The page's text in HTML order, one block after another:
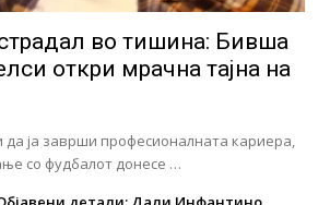
во тишина: Бивша
откри мрачна тајна на
да ја заврши професионалната кариера,
со фудбалот донесе …